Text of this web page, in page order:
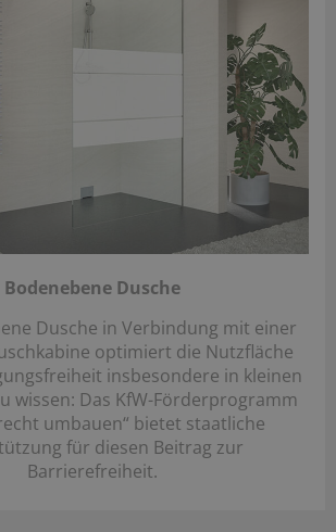
Bodenebene Dusche
Dusche in Verbindung mit einer
optimiert die Nutzfläche
insbesondere in kleinen
wissen: Das KfW-Förderprogramm
umbauen“ bietet staatliche
für diesen Beitrag zur
Barrierefreiheit.